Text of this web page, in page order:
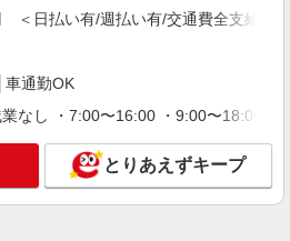
円〜可★「とにかく収入重視!」が叶
(ガソリン代含む)＞
詳細を見る
＜日払い有/週払い有/交通費全支給(ガ
通勤OK
業なし ・7:00〜16:00 ・9:00〜
とりあえずキープ